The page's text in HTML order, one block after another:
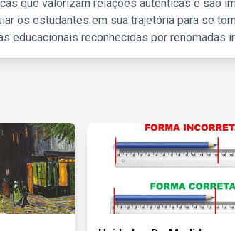
que valorizam relações autênticas e são
os estudantes em sua trajetória para se
educacionais reconhecidas por renomadas